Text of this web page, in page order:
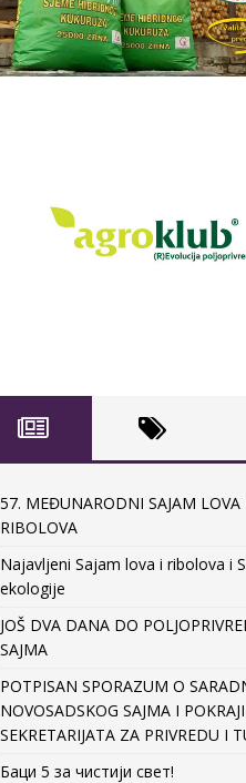
57. MEĐUNARODNI SAJAM LOVA
RIBOLOVA
Najavljeni Sajam lova i ribolova i
ekologije
JOŠ DVA DANA DO
SAJMA
POTPISAN SPORAZUM O
NOVOSADSKOG SAJMA I
SEKRETARIJATA ZA PRIVREDU I
Баци 5 за чистији свет!